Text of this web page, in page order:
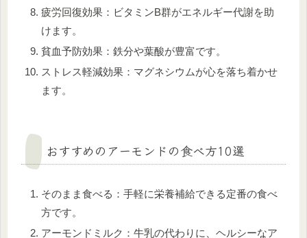
疲労回復効果：ビタミンB群がエネルギー代謝を助
けます。
貧血予防効果：鉄分や葉酸が豊富です。
ストレス軽減効果：マグネシウムが心を落ち着かせ
ます。
おすすめのアーモンドの食べ方10選
そのまま食べる：手軽に栄養補給できる定番の食べ
方です。
アーモンドミルク：牛乳の代わりに、ヘルシーなア